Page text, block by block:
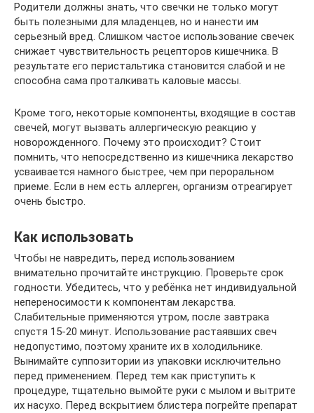
Родители должны знать, что свечки не только могут
быть полезными для младенцев, но и нанести им
серьезный вред. Слишком частое использование свечек
снижает чувствительность рецепторов кишечника. В
результате его перистальтика становится слабой и не
способна сама проталкивать каловые массы.
Кроме того, некоторые компоненты, входящие в состав
свечей, могут вызвать аллергическую реакцию у
новорожденного. Почему это происходит? Стоит
помнить, что непосредственно из кишечника лекарство
усваивается намного быстрее, чем при пероральном
приеме. Если в нем есть аллерген, организм отреагирует
очень быстро.
Как использовать
Чтобы не навредить, перед использованием
внимательно прочитайте инструкцию. Проверьте срок
годности. Убедитесь, что у ребёнка нет индивидуальной
непереносимости к компонентам лекарства.
Слабительные применяются утром, после завтрака
спустя 15-20 минут. Использование растаявших свеч
недопустимо, поэтому храните их в холодильнике.
Вынимайте суппозитории из упаковки исключительно
перед применением. Перед тем как приступить к
процедуре, тщательно вымойте руки с мылом и вытрите
их насухо. Перед вскрытием блистера погрейте препарат